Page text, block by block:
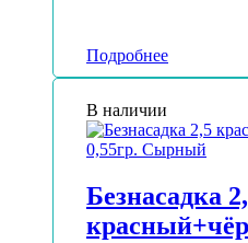
Подробнее
В наличии
Безнасадка